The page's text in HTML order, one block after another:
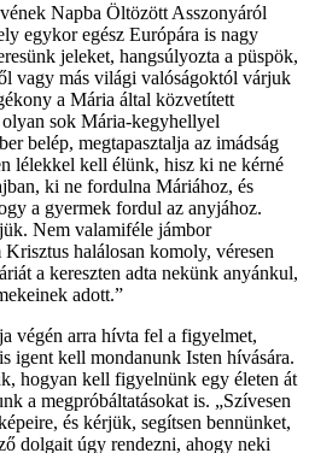
Napba Öltözött Asszonyáról
egykor egész Európára is nagy
jeleket, hangsúlyozta a püspök,
vagy más világi valóságoktól várjuk
a Mária által közvetített
sok Mária-kegyhellyel
belép, megtapasztalja az imádság
lélekkel kell élünk, hisz ki ne kérné
ki ne fordulna Máriához, és
a gyermek fordul az anyjához.
Nem valamiféle jámbor
halálosan komoly, véresen
a kereszten adta nekünk anyánkul,
adott.”
végén arra hívta fel a figyelmet,
igent kell mondanunk Isten hívására.
hogyan kell figyelnünk egy életen át
a megpróbáltatásokat is. „Szívesen
és kérjük, segítsen bennünket,
dolgait úgy rendezni, ahogy neki